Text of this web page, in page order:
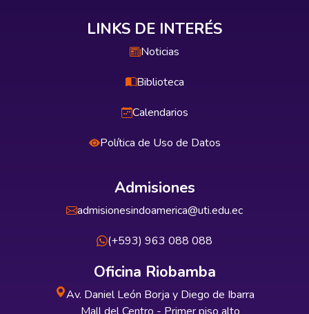
LINKS DE INTERÉS
Noticias
Biblioteca
Calendarios
Política de Uso de Datos
Admisiones
admisionesindoamerica@uti.edu.ec
(+593) 963 088 088
Oficina Riobamba
Av. Daniel León Borja y Diego de Ibarra